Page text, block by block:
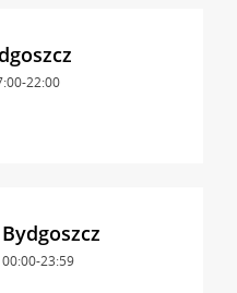
22:00
23:59